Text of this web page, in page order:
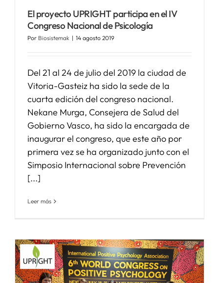
El proyecto UPRIGHT participa en el IV
Congreso Nacional de Psicología
Por Biosistemak | 14 agosto 2019
Del 21 al 24 de julio del 2019 la ciudad de
Vitoria-Gasteiz ha sido la sede de la
cuarta edición del congreso nacional.
Nekane Murga, Consejera de Salud del
Gobierno Vasco, ha sido la encargada de
inaugurar el congreso, que este año por
primera vez se ha organizado junto con el
Simposio Internacional sobre Prevención
[...]
Leer más